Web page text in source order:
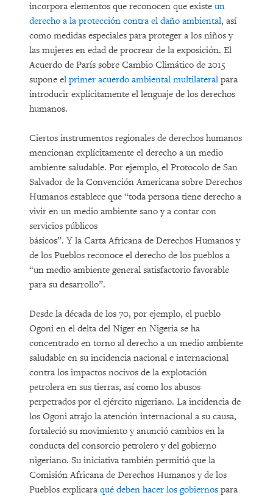
incorpora elementos que reconocen que existe un
derecho a la protección contra el daño ambiental, así
como medidas especiales para proteger a los niños y
las mujeres en edad de procrear de la exposición. El
Acuerdo de París sobre Cambio Climático de 2015
supone el primer acuerdo ambiental multilateral para
introducir explícitamente el lenguaje de los derechos
humanos.
Ciertos instrumentos regionales de derechos humanos
mencionan explícitamente el derecho a un medio
ambiente saludable. Por ejemplo, el Protocolo de San
Salvador de la Convención Americana sobre Derechos
Humanos establece que “toda persona tiene derecho a
vivir en un medio ambiente sano y a contar con
servicios públicos
básicos”. Y la Carta Africana de Derechos Humanos y
de los Pueblos reconoce el derecho de los pueblos a
“un medio ambiente general satisfactorio favorable
para su desarrollo”.
Desde la década de los 70, por ejemplo, el pueblo
Ogoni en el delta del Níger en Nigeria se ha
concentrado en torno al derecho a un medio ambiente
saludable en su incidencia nacional e internacional
contra los impactos nocivos de la explotación
petrolera en sus tierras, así como los abusos
perpetrados por el ejército nigeriano. La incidencia de
los Ogoni atrajo la atención internacional a su causa,
fortaleció su movimiento y anunció cambios en la
conducta del consorcio petrolero y del gobierno
nigeriano. Su iniciativa también permitió que la
Comisión Africana de Derechos Humanos y de los
Pueblos explicara qué deben hacer los gobiernos para